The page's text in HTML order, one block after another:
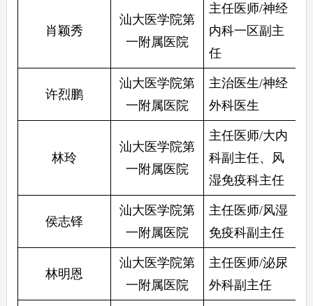
肖颖秀
汕大医学院第
一附属医院
主任医师/神经
内科一区副主
任
许烈鹏
汕大医学院第
一附属医院
主治医生/神经
外科医生
林玲
汕大医学院第
一附属医院
主任医师/大内
科副主任、风
湿免疫科主任
侯志铎
汕大医学院第
一附属医院
主任医师/风湿
免疫科副主任
林明恩
汕大医学院第
一附属医院
主任医师/泌尿
外科副主任